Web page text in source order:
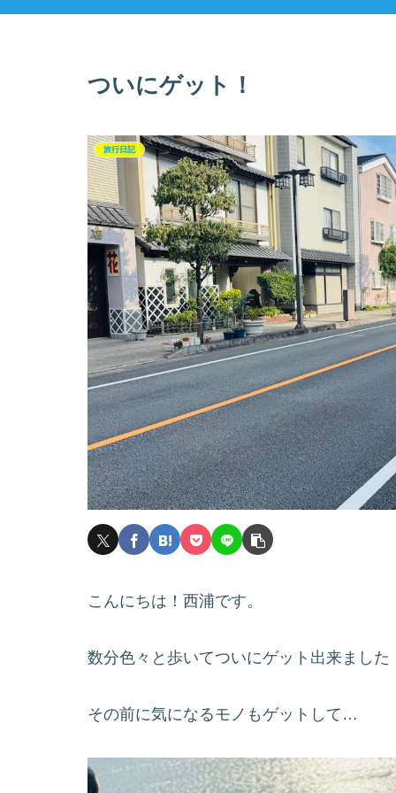
ついにゲット！
旅行日記
こんにちは！西浦です。
数分色々と歩いてついにゲット出来ました
その前に気になるモノもゲットして…